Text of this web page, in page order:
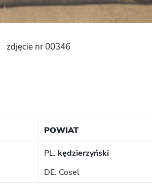
zdjęcie nr 00346
POWIAT
PL: kędzierzyński
DE: Cosel